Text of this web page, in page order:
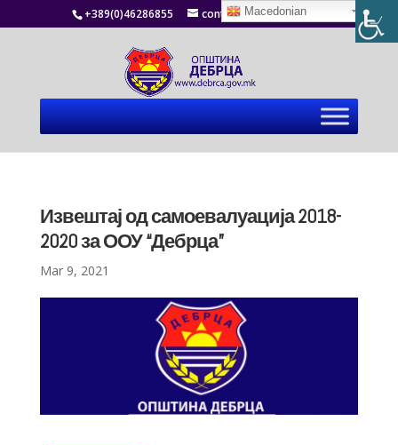
+389(0)46286855 contact@debrca.gov.mk
Извештај од самоевалуација 2018-
2020 за ООУ “Дебрца”
Mar 9, 2021
Macedonian